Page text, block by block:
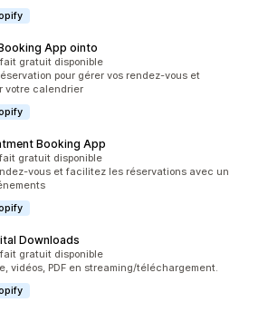
App ointo
gratuit disponible
pour gérer vos rendez-vous et
votre calendrier
Booking App
gratuit disponible
vous et facilitez les réservations avec un
Downloads
gratuit disponible
vidéos, PDF en streaming/téléchargement.